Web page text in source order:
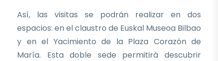
Así, las visitas se podrán realizar en dos
espacios: en el claustro de Euskal Museoa Bilbao
y en el Yacimiento de la Plaza Corazón de
María. Esta doble sede permitirá descubrir